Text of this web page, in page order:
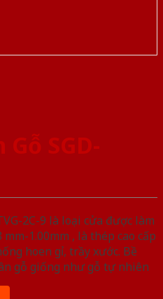
SGD-
2C-9 là loại cửa được làm
1.00mm , là thép cao cấp
hoen gỉ, trầy xước. Bề
gỗ giống như gỗ tự nhiên